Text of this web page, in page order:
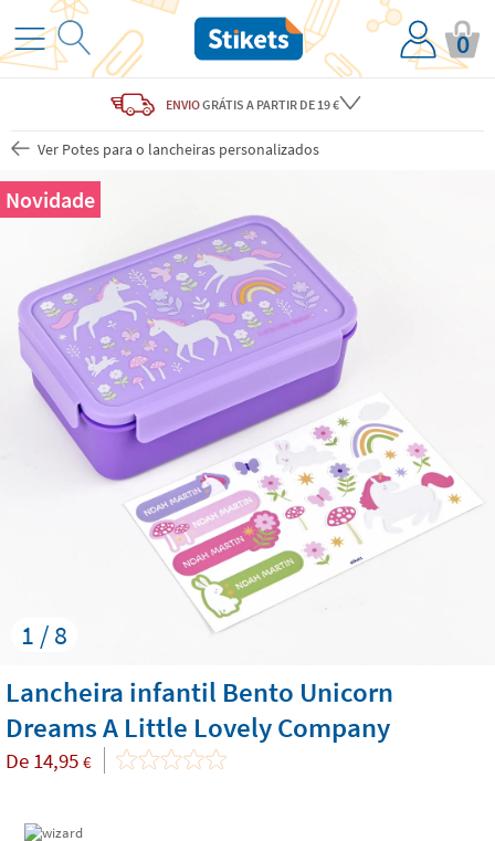
0
ENVIOGRÁTIS A PARTIR DE 19 €
Ver Potes para o lancheiras personalizados
1 / 8
Novidade
Lancheira infantil Bento Unicorn
Dreams A Little Lovely Company
De 14,95 €